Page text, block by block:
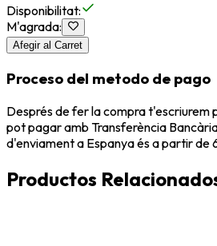
Disponibilitat:
M'agrada:
Afegir al Carret
Proceso del metodo de pago
Després de fer la compra t'escriurem
pot pagar amb Transferència
d'enviament a Espanya és a partir de
Productos